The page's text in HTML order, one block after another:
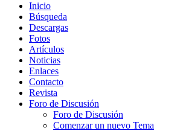
Inicio
Búsqueda
Descargas
Fotos
Artículos
Noticias
Enlaces
Contacto
Revista
Foro de Discusión
Foro de Discusión
Comenzar un nuevo Tema